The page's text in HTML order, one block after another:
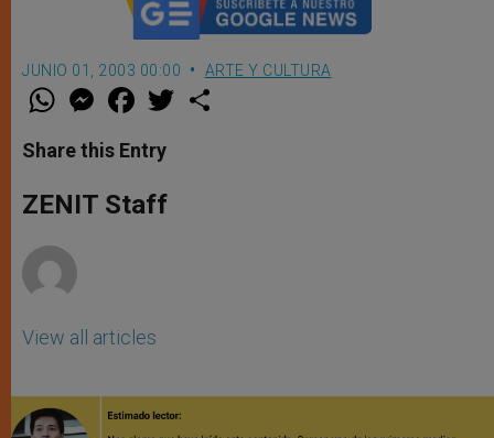
JUNIO 01, 2003 00:00 ARTE Y CULTURA
W
t
s
p
p
M
e
s
e
g
e
F
a
e
b
o
k
w
Share this Entry
ZENIT Staff
View all articles